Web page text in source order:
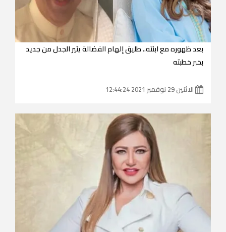
بعد ظهوره مع ابنته.. طليق إلهام الفضالة يثير الجدل من جديد
بخبر خطبته
الاثنين 29 نوفمبر 2021 12:44:24